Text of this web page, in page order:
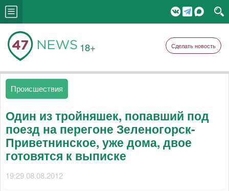
18+ Сделать новость
Происшествия
Один из тройняшек, попавший под
поезд на перегоне Зеленогорск-
Приветнинское, уже дома, двое
готовятся к выписке
19:29 08.08.2012